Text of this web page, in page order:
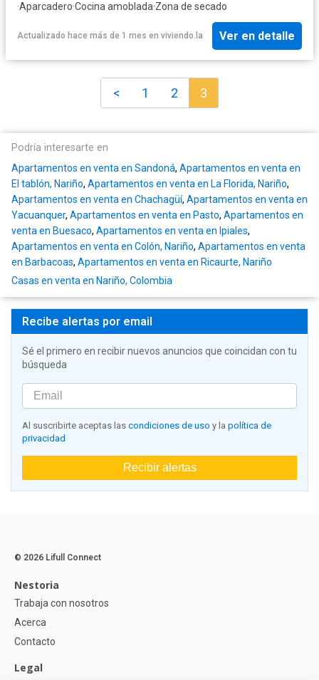
·Aparcadero·Cocina amoblada·Zona de secado
Actualizado hace más de 1 mes en viviendo.la Ver en detalle
< 1 2 3
Podría interesarte en
Apartamentos en venta en Sandoná, Apartamentos en venta en
El tablón, Nariño, Apartamentos en venta en La Florida, Nariño,
Apartamentos en venta en Chachagüí, Apartamentos en venta en
Yacuanquer, Apartamentos en venta en Pasto, Apartamentos en
venta en Buesaco, Apartamentos en venta en Ipiales,
Apartamentos en venta en Colón, Nariño, Apartamentos en venta
en Barbacoas, Apartamentos en venta en Ricaurte, Nariño
Casas en venta en Nariño, Colombia
Recibe alertas por email
Sé el primero en recibir nuevos anuncios que coincidan con tu
búsqueda
Al suscribirte aceptas las condiciones de uso y la política de
privacidad
Recibir alertas
© 2026 Lifull Connect
Nestoria
Trabaja con nosotros
Acerca
Contacto
Legal